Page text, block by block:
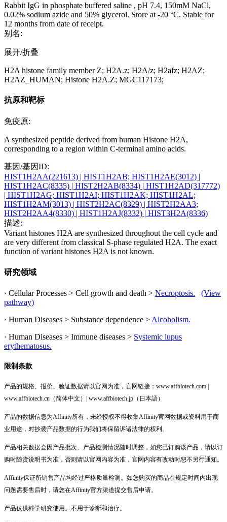
Rabbit IgG in phosphate buffered saline , pH 7.4, 150mM NaCl,
0.02% sodium azide and 50% glycerol. Store at -20 °C. Stable for
12 months from date of receipt.
别名:
展开/折叠
H2A histone family member Z; H2A.z; H2A/z; H2afz; H2AZ;
H2AZ_HUMAN; Histone H2A.Z; MGC117173;
抗原和靶标
免疫原:
A synthesized peptide derived from human Histone H2A,
corresponding to a region within C-terminal amino acids.
基因/基因ID:
HIST1H2AA(221613) | HIST1H2AB; HIST1H2AE(3012) |
HIST1H2AC(8335) | HIST2H2AB(8334) | HIST1H2AD(317772)
| HIST1H2AG; HIST1H2AI; HIST1H2AK; HIST1H2AL;
HIST1H2AM(3013) | HIST2H2AC(8329) | HIST2H2AA3;
HIST2H2AA4(8330) | HIST1H2AJ(8332) | HIST3H2A(8336)
描述:
Variant histones H2A are synthesized throughout the cell cycle and
are very different from classical S-phase regulated H2A. The exact
function of variant histones H2A is not known.
研究领域
· Cellular Processes > Cell growth and death > Necroptosis.
(View
pathway)
· Human Diseases > Substance dependence > Alcoholism.
· Human Diseases > Immune diseases > Systemic lupus
erythematosus.
限制条款
产品的规格、报价、验证数据请以官网为准，官网链接：www.affbiotech.com |
www.affbiotech.cn（简体中文）| www.affbiotech.jp（日本語）
产品的数据信息为Affinity所有，未经授权不得收集Affinity官网数据或资料用于商
业用途，对抄袭产品数据的行为我们将保留诉诸法律的权利。
产品相关数据会因产品批次、产品检测情况随时调整，如您已订购该产品，请以订
购时随货说明书为准，否则请以官网内容为准，官网内容有改动时恕不另行通知。
Affinity保证所销售产品均经过严格质量检测。如您购买的商品在规定时间内出现
问题需要售后时，请您在Affinity官方渠道提交售后申请。
产品仅供科学研究使用。不用于诊断和治疗。